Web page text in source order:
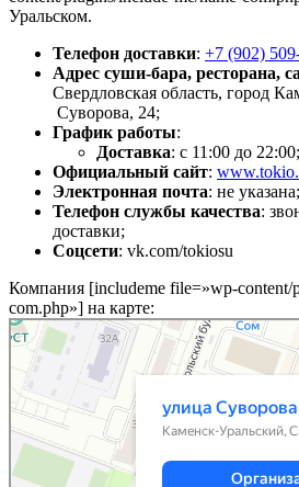
Уральском.
Телефон доставки: +7 (902)
Адрес суши-бара, ресторана,
Свердловская область, город
Суворова, 24;
График работы:
Доставка: с 11:00 до 22:00;
Официальный сайт:
Электронная почта: не указана;
Телефон службы качества:
доставки;
Соцсети: vk.com/tokiosu
Компания [includeme file=»wp-content/
com.php»] на карте: